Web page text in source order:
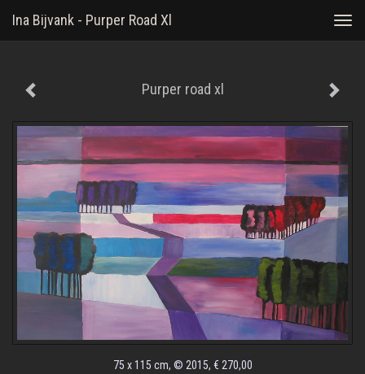
Ina Bijvank - Purper Road Xl
Purper road xl
75 x 115 cm, © 2015, € 270,00